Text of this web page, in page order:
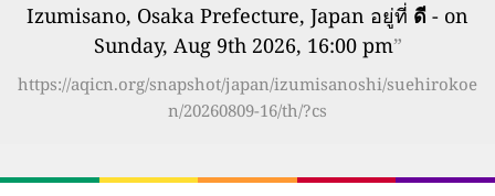
Izumisano, Osaka Prefecture, Japan อยู่ที่ ดี - on
Sunday, Aug 9th 2026, 16:00 pm”
https://aqicn.org/snapshot/japan/izumisanoshi/suehirokoe
n/20260809-16/th/?cs